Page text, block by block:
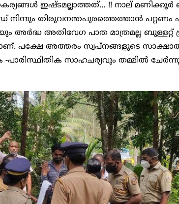
ഇഷ്ടമല്ലാത്തത്… !! നാല് മണിക്കൂർ
തിരുവനന്തപുരത്തെത്താൻ
അർദ്ധ അതിവേഗ പാത മാത്രമല്ല ബുള്ളറ്റ്
പക്ഷേ അത്തരം സ്വപ്നങ്ങളുടെ
-പാരിസ്ഥിതിക സാഹചര്യവും തമ്മിൽ